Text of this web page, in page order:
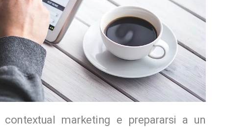
marketing e prepararsi a un